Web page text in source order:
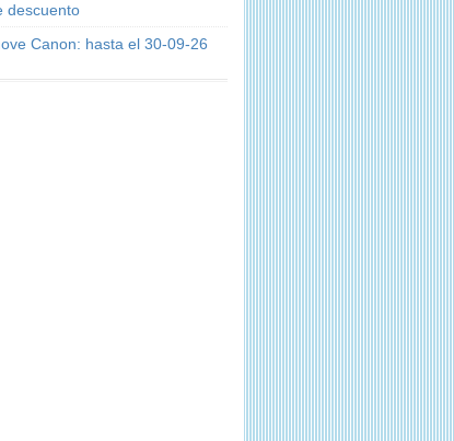
descuento
Canon: hasta el 30-09-26